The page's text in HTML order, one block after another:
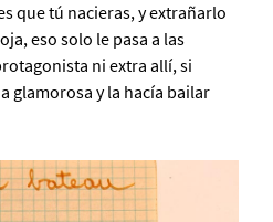
que tú nacieras, y extrañarlo
eso solo le pasa a las
ni extra allí, si
glamorosa y la hacía bailar